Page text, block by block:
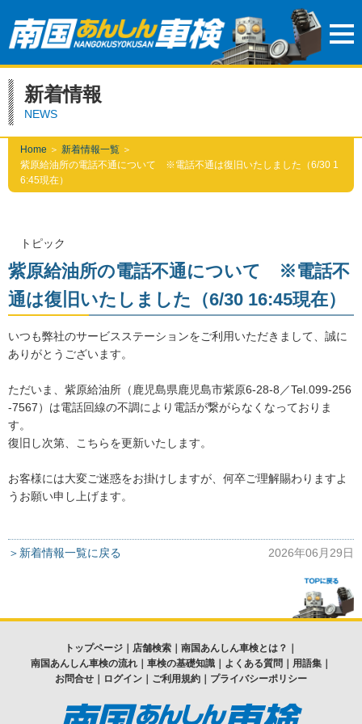
新着情報
NEWS
Home ＞ 新着情報一覧 ＞
紫原給油所の電話不通について ※電話不通は復旧いたしました（6/30 1
6:45現在）
トピック
紫原給油所の電話不通について ※電話不
通は復旧いたしました（6/30 16:45現在）
いつも弊社のサービスステーションをご利用いただきまして、誠に
ありがとうございます。
ただいま、紫原給油所（鹿児島県鹿児島市紫原6-28-8／Tel.099-256
-7567）は電話回線の不調により電話が繋がらなくなっておりま
す。
復旧し次第、こちらを更新いたします。
お客様には大変ご迷惑をお掛けしますが、何卒ご理解賜わりますよ
うお願い申し上げます。
＞新着情報一覧に戻る 2026年06月29日
トップページ 店舗検索 南国あんしん車検とは？
南国あんしん車検の流れ
車検の基礎知識 よくある質問 用語集
お問合せ
ログイン ご利用規約 プライバシーポリシー